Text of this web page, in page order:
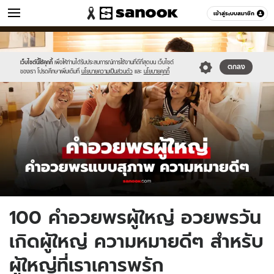
เข้าสู่ระบบสมาชิก
วัยรุ่น หมวดอื่นๆ
เว็บไซต์นี้ใช้คุกกี้ เพื่อให้ท่านได้รับประสบการณ์การใช้งานที่ดีที่สุดบน เว็บไซต์
ของเรา โปรดศึกษาเพิ่มเติมที่ นโยบายความเป็นส่วนตัว และ นโยบายคุกกี้
ตกลง
Sanook
//s.isanook.com/sr/0/images/logo-
new-
sanook.png
600
60
//s.isanook.com/ca/0/ud/280/1404472/lesson-
tn.jpg
100 คำอวยพรผู้ใหญ่ อวยพรวัน
เกิดผู้ใหญ่ ความหมายดีๆ สำหรับ
ผู้ใหญ่ที่เราเคารพรัก